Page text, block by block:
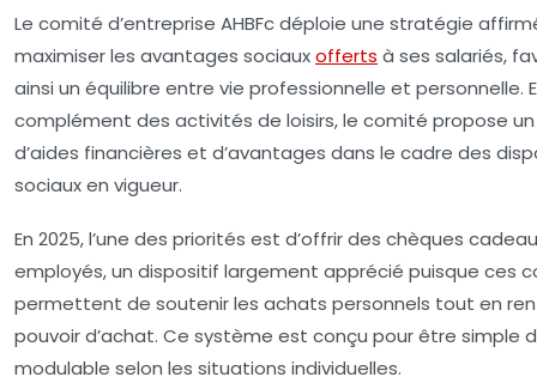
Le comité d’entreprise AHBFc déploie une stratégie
maximiser les avantages sociauxofferts à ses salariés,
ainsi un équilibre entre vie professionnelle et personnelle.
complément des activités de loisirs, le comité propose
d’aides financières et d’avantages dans le cadre des
sociaux en vigueur.
En 2025, l’une des priorités est d’offrir des chèques
employés, un dispositif largement apprécié puisque ces
permettent de soutenir les achats personnels tout en
pouvoir d’achat. Ce système est conçu pour être simple
modulable selon les situations individuelles.